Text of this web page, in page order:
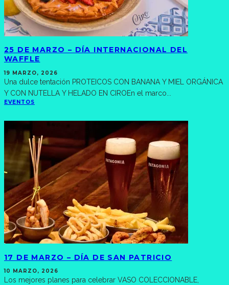
25 DE MARZO – DÍA INTERNACIONAL DEL
WAFFLE
19 MARZO, 2026
Una dulce tentación PROTEICOS CON BANANA Y MIEL ORGÁNICA
Y CON NUTELLA Y HELADO EN CIROEn el marco
EVENTOS
17 DE MARZO – DÍA DE SAN PATRICIO
10 MARZO, 2026
Los mejores planes para celebrar VASO COLECCIONABLE,